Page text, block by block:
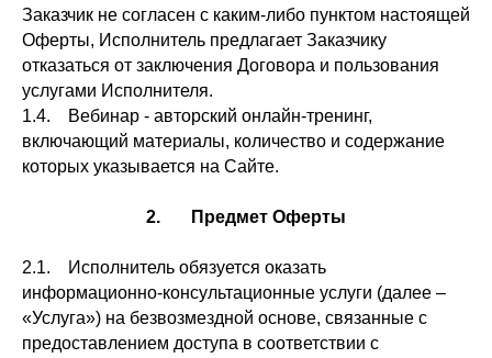
Заказчик не согласен с каким-либо пунктом настоящей
Оферты, Исполнитель предлагает Заказчику
отказаться от заключения Договора и пользования
услугами Исполнителя.
1.4. Вебинар - авторский онлайн-тренинг,
включающий материалы, количество и содержание
которых указывается на Сайте.
2. Предмет Оферты
2.1. Исполнитель обязуется оказать
информационно-консультационные услуги (далее –
«Услуга») на безвозмездной основе, связанные с
предоставлением доступа в соответствии с